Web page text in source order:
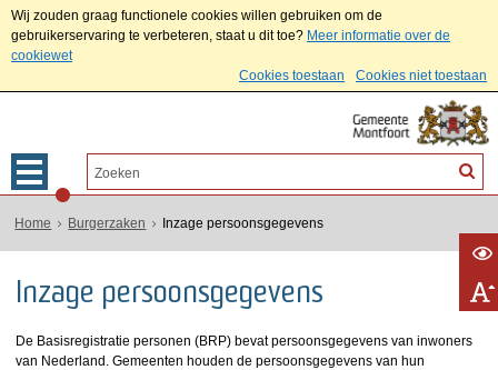
Wij zouden graag functionele cookies willen gebruiken om de
gebruikerservaring te verbeteren, staat u dit toe? Meer informatie over de
cookiewet
Cookies toestaan
Cookies niet toestaan
Home Burgerzaken Inzage persoonsgegevens
Inzage persoonsgegevens
De Basisregistratie personen (BRP) bevat persoonsgegevens van inwoners
van Nederland. Gemeenten houden de persoonsgegevens van hun